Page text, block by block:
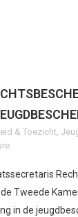
& Toezicht,
Tweede
in de